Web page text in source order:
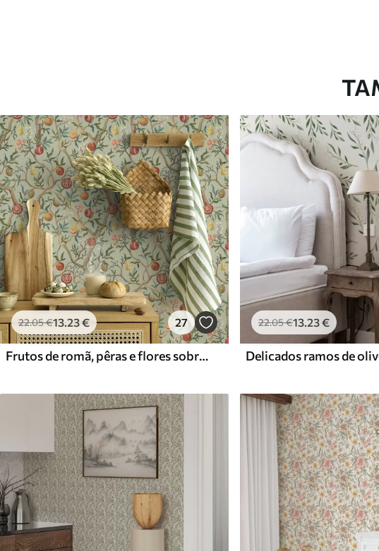
Pode ser limpo suavemente com uma
Materiais disponíveis
Standard
45.0027.00€/m²
Premium
56.67
22.05€13.23€ 27
Frutos de romã, pêras e flores sobre um fundo verde claro
22.05€13.23€
Delicados ramos de